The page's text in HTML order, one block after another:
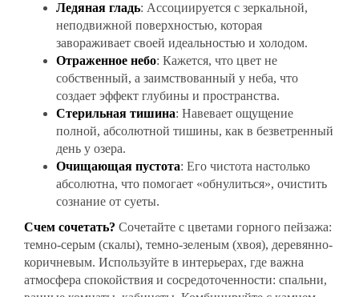
Ледяная гладь: Ассоциируется с зеркальной,
неподвижной поверхностью, которая
завораживает своей идеальностью и холодом.
Отраженное небо: Кажется, что цвет не
собственный, а заимствованный у неба, что
создает эффект глубины и пространства.
Стерильная тишина: Навевает ощущение
полной, абсолютной тишины, как в безветренный
день у озера.
Очищающая пустота: Его чистота настолько
абсолютна, что помогает «обнулиться», очистить
сознание от суеты.
Счем сочетать? Сочетайте с цветами горного пейзажа:
темно-серым (скалы), темно-зеленым (хвоя), деревянно-
коричневым. Используйте в интерьерах, где важна
атмосфера спокойствия и сосредоточенности: спальни,